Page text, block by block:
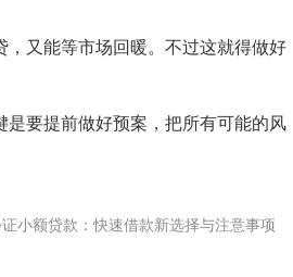
又能等市场回暖。不过这就得做好
要提前做好预案，把所有可能的风
小额贷款：快速借款新选择与注意事项